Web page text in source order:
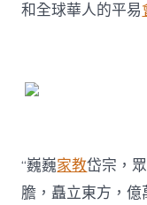
和全球華人的平易
“巍巍家教岱宗，
膽，矗立東方，億